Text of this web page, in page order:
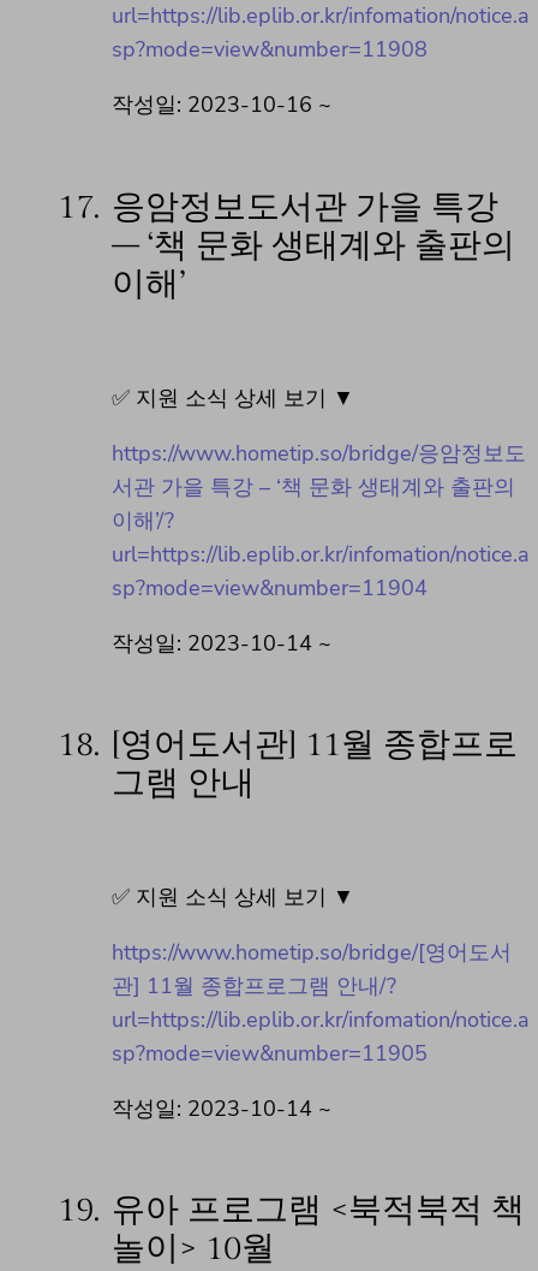
url=https://lib.eplib.or.kr/infomation/notice.a
sp?mode=view&number=11908
작성일: 2023-10-16 ~
17. 응암정보도서관 가을 특강
– ‘책 문화 생태계와 출판의
이해’
✅ 지원 소식 상세 보기 ▼
https://www.hometip.so/bridge/응암정보도
서관 가을 특강 – ‘책 문화 생태계와 출판의
이해’/?
url=https://lib.eplib.or.kr/infomation/notice.a
sp?mode=view&number=11904
작성일: 2023-10-14 ~
18. [영어도서관] 11월 종합프로
그램 안내
✅ 지원 소식 상세 보기 ▼
https://www.hometip.so/bridge/[영어도서
관] 11월 종합프로그램 안내/?
url=https://lib.eplib.or.kr/infomation/notice.a
sp?mode=view&number=11905
작성일: 2023-10-14 ~
19. 유아 프로그램 <북적북적 책
놀이> 10월